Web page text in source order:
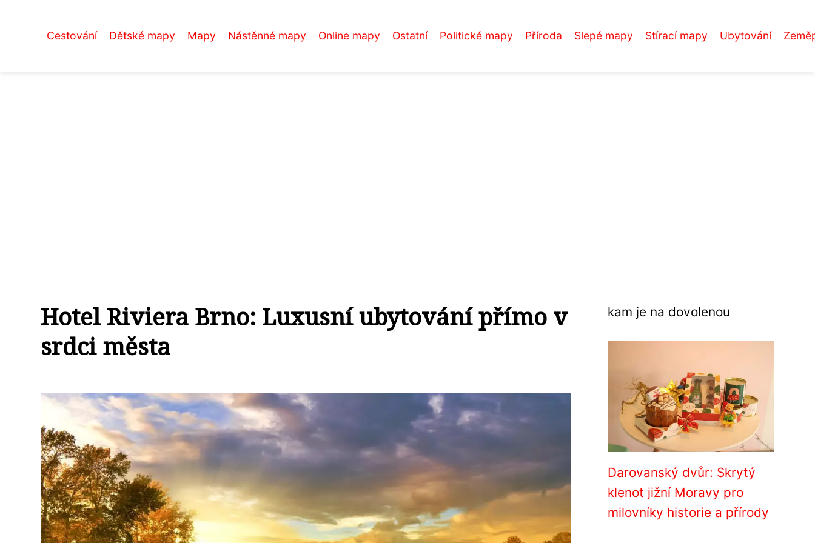
Cestování Dětské mapy Mapy Nástěnné mapy Online mapy Ostatní Politické mapy Příroda Slepé mapy Stírací mapy Ubytování
Hotel Riviera Brno: Luxusní ubytování přímo v
srdci města
kam je na dovolenou
Darovanský dvůr: Skrytý
klenot jižní Moravy pro
milovníky historie a přírody